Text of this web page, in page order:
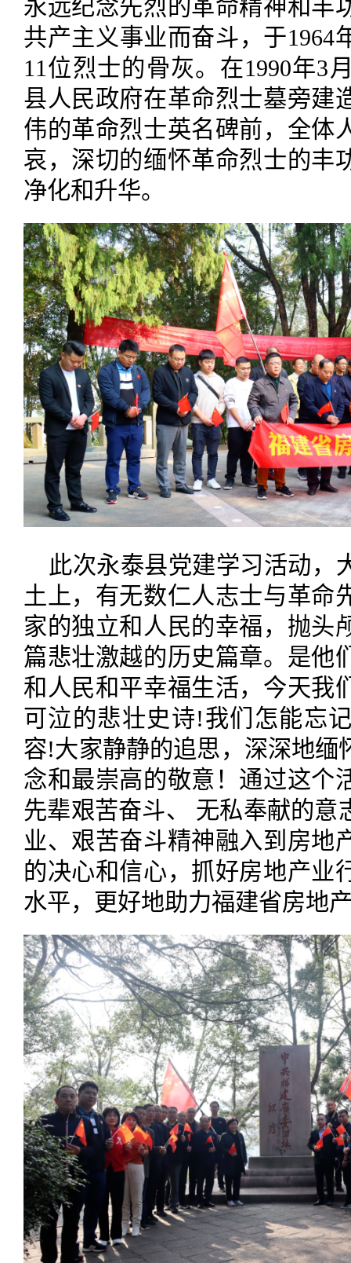
永远纪念先烈的革命精神和丰
共产主义事业而奋斗，于1964
11位烈士的骨灰。在1990年3
县人民政府在革命烈士墓旁建
伟的革命烈士英名碑前，全体
哀，深切的缅怀革命烈士的丰
净化和升华。
此次永泰县党建学习活动，
土上，有无数仁人志士与革命
家的独立和人民的幸福，抛头
篇悲壮激越的历史篇章。是他
和人民和平幸福生活，今天我
可泣的悲壮史诗!我们怎能忘
容!大家静静的追思，深深地缅
念和最崇高的敬意！通过这个
先辈艰苦奋斗、 无私奉献的意
业、艰苦奋斗精神融入到房地
的决心和信心，抓好房地产业
水平，更好地助力福建省房地